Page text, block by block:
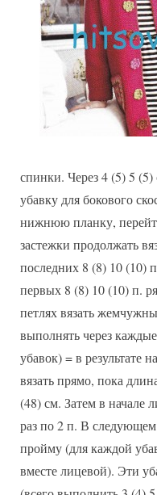
спинки. Через 4 (5) 5
убавку для бокового
нижнюю планку,
застежки продолжать
последних 8 (8) 10 (10)
первых 8 (8) 10 (10) п.
петлях вязать
выполнять через
убавок) = в результате
вязать прямо, пока
(48) см. Затем в начале
раз по 2 п. В
пройму (для каждой
вместе лицевой). Эти